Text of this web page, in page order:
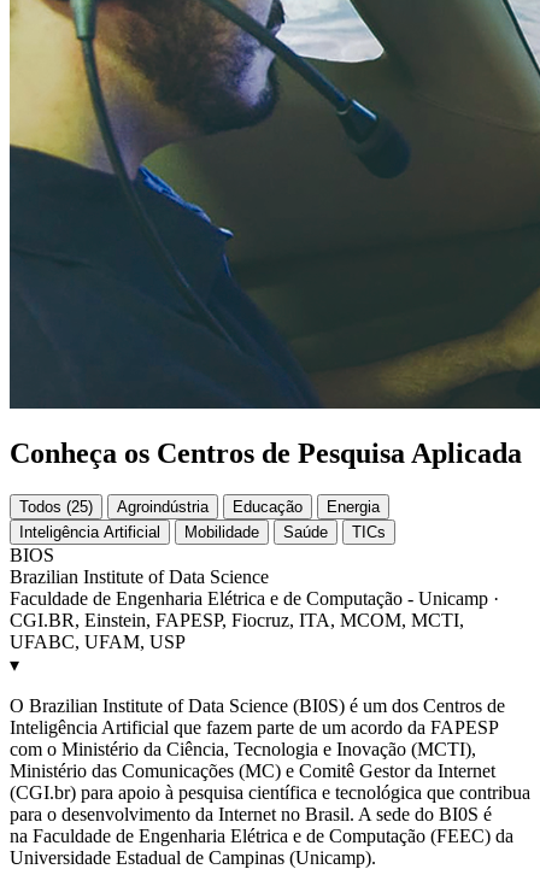
Conheça os Centros de Pesquisa Aplicada
Todos (25) Agroindústria Educação
Energia
Inteligência Artificial
Mobilidade Saúde TICs
BIOS
Brazilian Institute of Data Science
Faculdade de Engenharia Elétrica e de Computação - Unicamp ·
CGI.BR, Einstein, FAPESP, Fiocruz, ITA, MCOM, MCTI,
UFABC, UFAM, USP
▾
O Brazilian Institute of Data Science (BI0S) é um dos Centros de
Inteligência Artificial que fazem parte de um acordo da FAPESP
com o Ministério da Ciência, Tecnologia e Inovação (MCTI),
Ministério das Comunicações (MC) e Comitê Gestor da Internet
(CGI.br) para apoio à pesquisa científica e tecnológica que contribua
para o desenvolvimento da Internet no Brasil. A sede do BI0S é
na Faculdade de Engenharia Elétrica e de Computação (FEEC) da
Universidade Estadual de Campinas (Unicamp).